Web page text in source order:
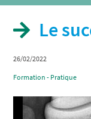
Le
26/02/2022
Formation - Pratique